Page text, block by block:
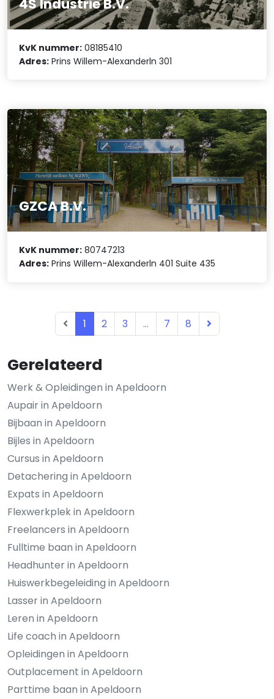
Gerelateerd
Werk & Opleidingen in Apeldoorn
Aupair in Apeldoorn
Bijbaan in Apeldoorn
Bijles in Apeldoorn
Cursus in Apeldoorn
Detachering in Apeldoorn
Expats in Apeldoorn
Flexwerkplek in Apeldoorn
Freelancers in Apeldoorn
Fulltime baan in Apeldoorn
Headhunter in Apeldoorn
Huiswerkbegeleiding in Apeldoorn
Lasser in Apeldoorn
Leren in Apeldoorn
Life coach in Apeldoorn
Opleidingen in Apeldoorn
Outplacement in Apeldoorn
Parttime baan in Apeldoorn
KvK nummer: 08185410
Adres: Prins Willem-Alexanderln 301
GZCA B.V.
KvK nummer: 80747213
Adres: Prins Willem-Alexanderln 401 Suite 435
1 2 3 ... 7 8